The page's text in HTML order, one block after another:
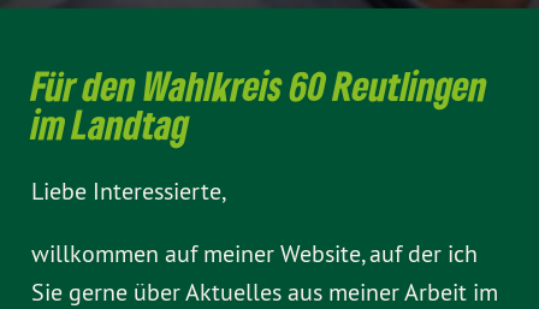
Für den Wahlkreis 60 Reutlingen
im Landtag
Liebe Interessierte,
willkommen auf meiner Website, auf der ich
Sie gerne über Aktuelles aus meiner Arbeit im